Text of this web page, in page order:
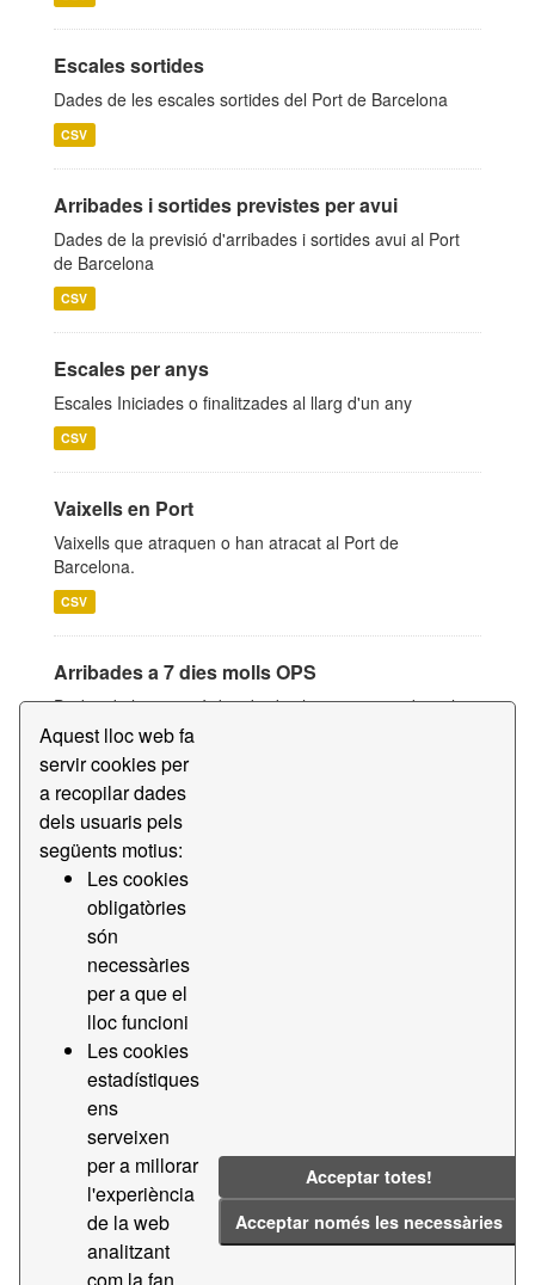
Aquest lloc web fa
servir cookies per
a recopilar dades
dels usuaris pels
següents motius:
Les cookies
obligatòries
són
necessàries
per a que el
lloc funcioni
Les cookies
estadístiques
ens
serveixen
per a millorar
l'experiència
de la web
analitzant
Acceptar totes!
Acceptar només les necessàries
Escales sortides
Dades de les escales sortides del Port de Barcelona
CSV
Arribades i sortides previstes per avui
Dades de la previsió d'arribades i sortides avui al Port
de Barcelona
CSV
Escales per anys
Escales Iniciades o finalitzades al llarg d'un any
CSV
Vaixells en Port
Vaixells que atraquen o han atracat al Port de
Barcelona.
CSV
Arribades a 7 dies molls OPS
Dades de la previsió d'arribades les propers 7 dies als
molls amb OPS
CSV
Previsió de creuers i ferris
Previsió diària de terminals de passatgers de creuers i
ferris
CSV
Arribades previstes pels propers 7 dies
Dades de la previsió d'arribades pels propers 7 dies al
Port de Barcelona
Fitxers mestres - Mercaderia general històric
Base de dades on s’indica el codi de 4 dígits i 1 lletra
(més significatius de la Nomenclatura Harmonitzada), la
descripció d’altres informacions genèriques de tota la...
CSV